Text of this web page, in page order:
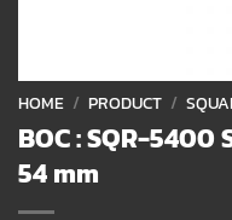
HOME / PRODUCT /
BOC : SQR-5400
54 mm